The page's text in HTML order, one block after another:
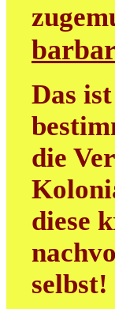
Das
die
diese
selbst!